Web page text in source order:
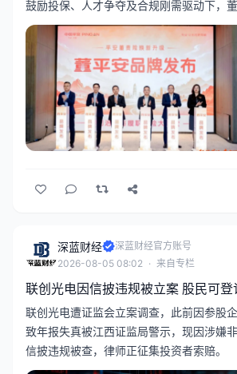
鼓励投保、人才争夺及合规刚需驱动下，
为上市公司“关键少数”的标配“防弹衣”。
深蓝财经
深蓝财经官方账号
2026-08-05 08:02 · 来自专栏
联创光电因信披违规被立案 股民可登
联创光电遭证监会立案调查，此前因参股
致年报失真被江西证监局警示，现因涉嫌
信披违规被查，律师正征集投资者索赔。